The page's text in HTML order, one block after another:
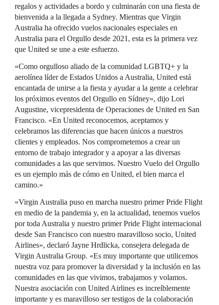
regalos y actividades a bordo y culminarán con una fiesta de
bienvenida a la llegada a Sydney. Mientras que Virgin
Australia ha ofrecido vuelos nacionales especiales en
Australia para el Orgullo desde 2021, esta es la primera vez
que United se une a este esfuerzo.
«Como orgulloso aliado de la comunidad LGBTQ+ y la
aerolínea líder de Estados Unidos a Australia, United está
encantada de unirse a la fiesta y ayudar a la gente a celebrar
los próximos eventos del Orgullo en Sídney», dijo Lori
Augustine, vicepresidenta de Operaciones de United en San
Francisco. «En United reconocemos, aceptamos y
celebramos las diferencias que hacen únicos a nuestros
clientes y empleados. Nos comprometemos a crear un
entorno de trabajo integrador y a apoyar a las diversas
comunidades a las que servimos. Nuestro Vuelo del Orgullo
es un ejemplo más de cómo en United, el bien marca el
camino.»
«Virgin Australia puso en marcha nuestro primer Pride Flight
en medio de la pandemia y, en la actualidad, tenemos vuelos
por toda Australia y nuestro primer Pride Flight internacional
desde San Francisco con nuestro maravilloso socio, United
Airlines», declaró Jayne Hrdlicka, consejera delegada de
Virgin Australia Group. «Es muy importante que utilicemos
nuestra voz para promover la diversidad y la inclusión en las
comunidades en las que vivimos, trabajamos y volamos.
Nuestra asociación con United Airlines es increíblemente
importante y es maravilloso ser testigos de la colaboración